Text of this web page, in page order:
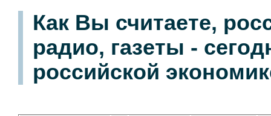
Как Вы считаете,
радио, газеты -
российской